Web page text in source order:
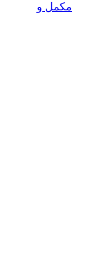
مکمل و